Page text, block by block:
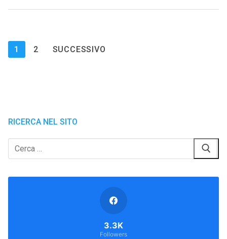
Paginazione
degli
1 2 SUCCESSIVO
RICERCA NEL SITO
Cerca:
3.3K
Followers